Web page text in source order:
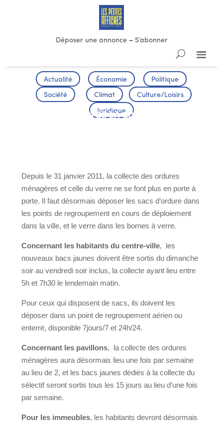
Déposer une annonce– S’abonner
Actualité Économie Politique
Société Climat Culture/Loisirs
Juridique
MODIFICATION DE LA COLLECTE DES
Depuis le 31 janvier 2011, la collecte des ordures
ménagères et celle du verre ne se font plus en porte à
porte. Il faut désormais déposer les sacs d’ordure dans
les points de regroupement en cours de déploiement
dans la ville, et le verre dans les bornes à verre.
Concernant les habitants du centre-ville, les
nouveaux bacs jaunes doivent être sortis du dimanche
soir au vendredi soir inclus, la collecte ayant lieu entre
5h et 7h30 le lendemain matin.
Pour ceux qui disposent de sacs, ils doivent les
déposer dans un point de regroupement aérien ou
enterré, disponible 7jours/7 et 24h/24.
Concernant les pavillons, la collecte des ordures
ménagères aura désormais lieu une fois par semaine
au lieu de 2, et les bacs jaunes dédiés à la collecte du
sélectif seront sortis tous les 15 jours au lieu d’une fois
par semaine.
Pour les immeubles, les habitants devront désormais